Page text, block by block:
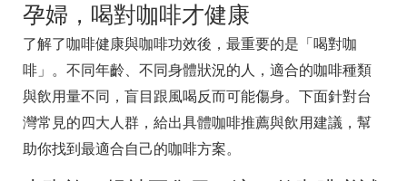
孕婦，喝對咖啡才健康
了解了咖啡健康與咖啡功效後，最重要的是「喝對咖
啡」。不同年齡、不同身體狀況的人，適合的咖啡種類
與飲用量不同，盲目跟風喝反而可能傷身。下面針對台
灣常見的四大人群，給出具體咖啡推薦與飲用建議，幫
助你找到最適合自己的咖啡方案。